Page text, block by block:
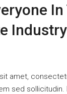
In
amet,
sed